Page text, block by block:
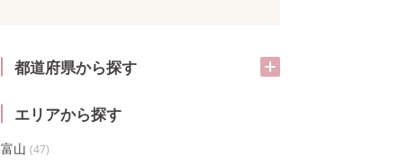
都道府県から探す
エリアから探す
富山 (47)